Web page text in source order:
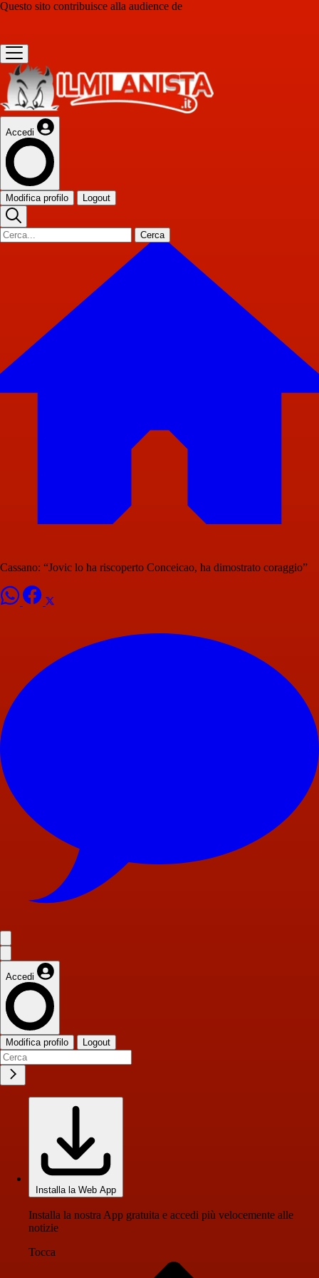
Questo sito contribuisce alla audience de
Accedi
Modifica profilo Logout
Cerca
Cassano: “Jovic lo ha riscoperto Conceicao, ha dimostrato coraggio”
Accedi
Modifica profilo Logout
Installa la Web App
Installa la nostra App gratuita e accedi più velocemente alle
notizie
Tocca